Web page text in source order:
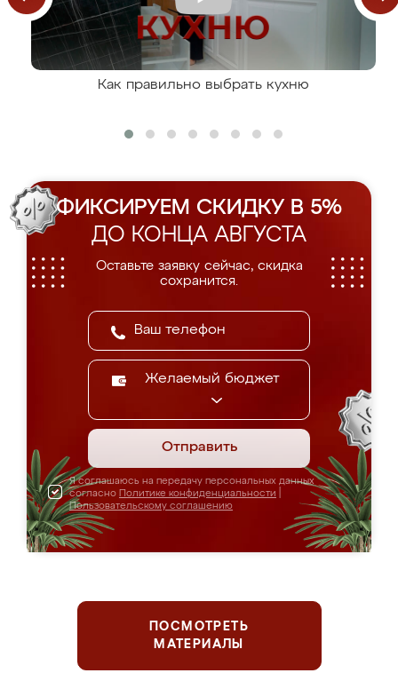
Как правильно выбрать кухню
ФИКСИРУЕМ СКИДКУ В 5%
ДО КОНЦА АВГУСТА
Оставьте заявку сейчас, скидка
сохранится.
Желаемый бюджет
Отправить
Я соглашаюсь на передачу персональных данных
согласно Политике конфиденциальности
Пользовательскому соглашению
ПОСМОТРЕТЬ
МАТЕРИАЛЫ